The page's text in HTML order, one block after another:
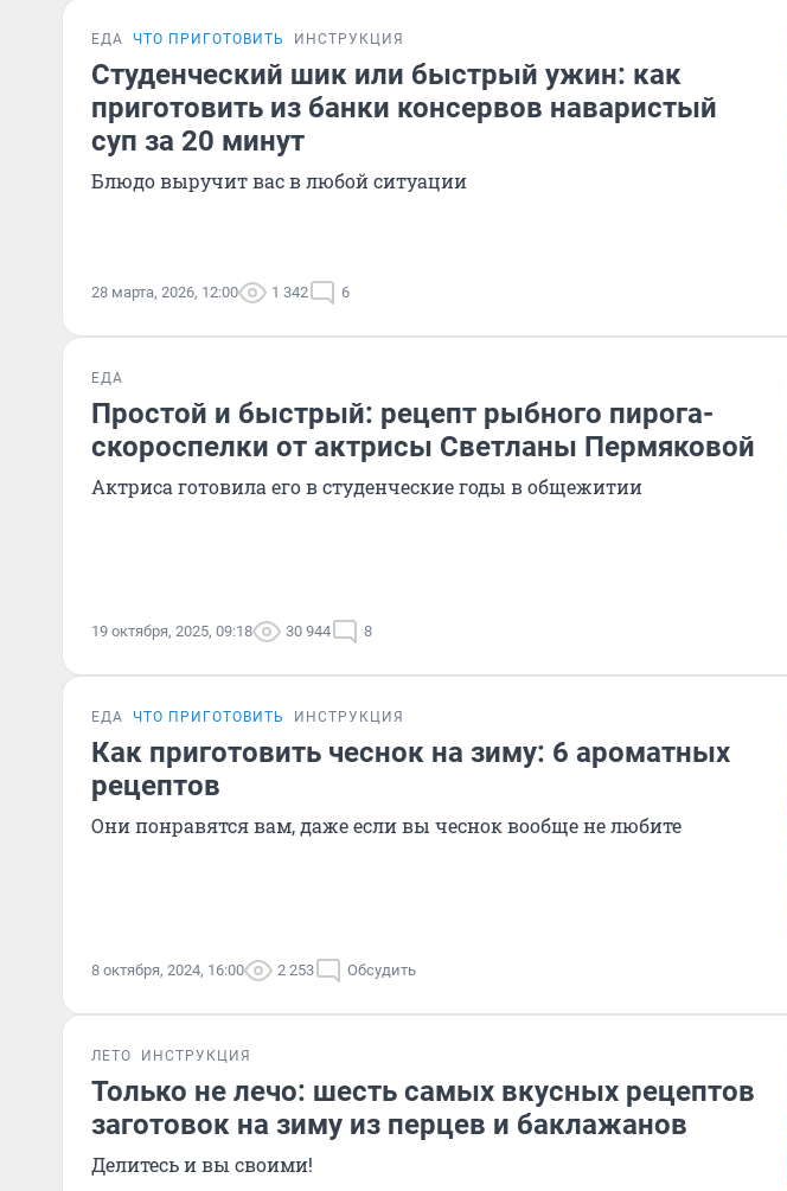
ЕДА ЧТО ПРИГОТОВИТЬ ИНСТРУКЦИЯ
Студенческий шик или быстрый ужин: как
приготовить из банки консервов наваристый
суп за 20 минут
Блюдо выручит вас в любой ситуации
28 марта, 2026, 12:00 1 342 6
ЕДА
Простой и быстрый: рецепт рыбного пирога-
скороспелки от актрисы Светланы Пермяковой
Актриса готовила его в студенческие годы в общежитии
19 октября, 2025, 09:18 30 944 8
ЕДА ЧТО ПРИГОТОВИТЬ ИНСТРУКЦИЯ
Как приготовить чеснок на зиму: 6 ароматных
рецептов
Они понравятся вам, даже если вы чеснок вообще не любите
8 октября, 2024, 16:00 2 253 Обсудить
ЛЕТО ИНСТРУКЦИЯ
Только не лечо: шесть самых вкусных рецептов
заготовок на зиму из перцев и баклажанов
Делитесь и вы своими!